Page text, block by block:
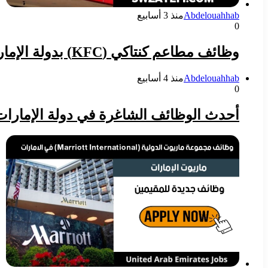
Abdelouahhabمنذ 3 أسابيع
0
وظائف مطاعم كنتاكي (KFC) بدولة الإمارات في مختلف التخصصات 2026
Abdelouahhabمنذ 4 أسابيع
0
أحدث الوظائف الشاغرة في دولة الإمارات (14 يوليو